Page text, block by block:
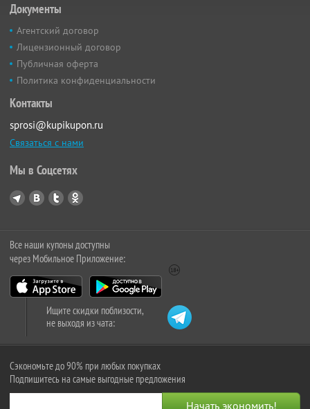
Документы
Агентский договор
Лицензионный договор
Публичная оферта
Политика конфиденциальности
Контакты
sprosi@kupikupon.ru
Связаться с нами
Мы в Соцсетях
Все наши купоны доступны
через Мобильное Приложение:
Ищите скидки поблизости,
не выходя из чата:
Сэкономьте до 90% при любых покупках
Подпишитесь на самые выгодные предложения